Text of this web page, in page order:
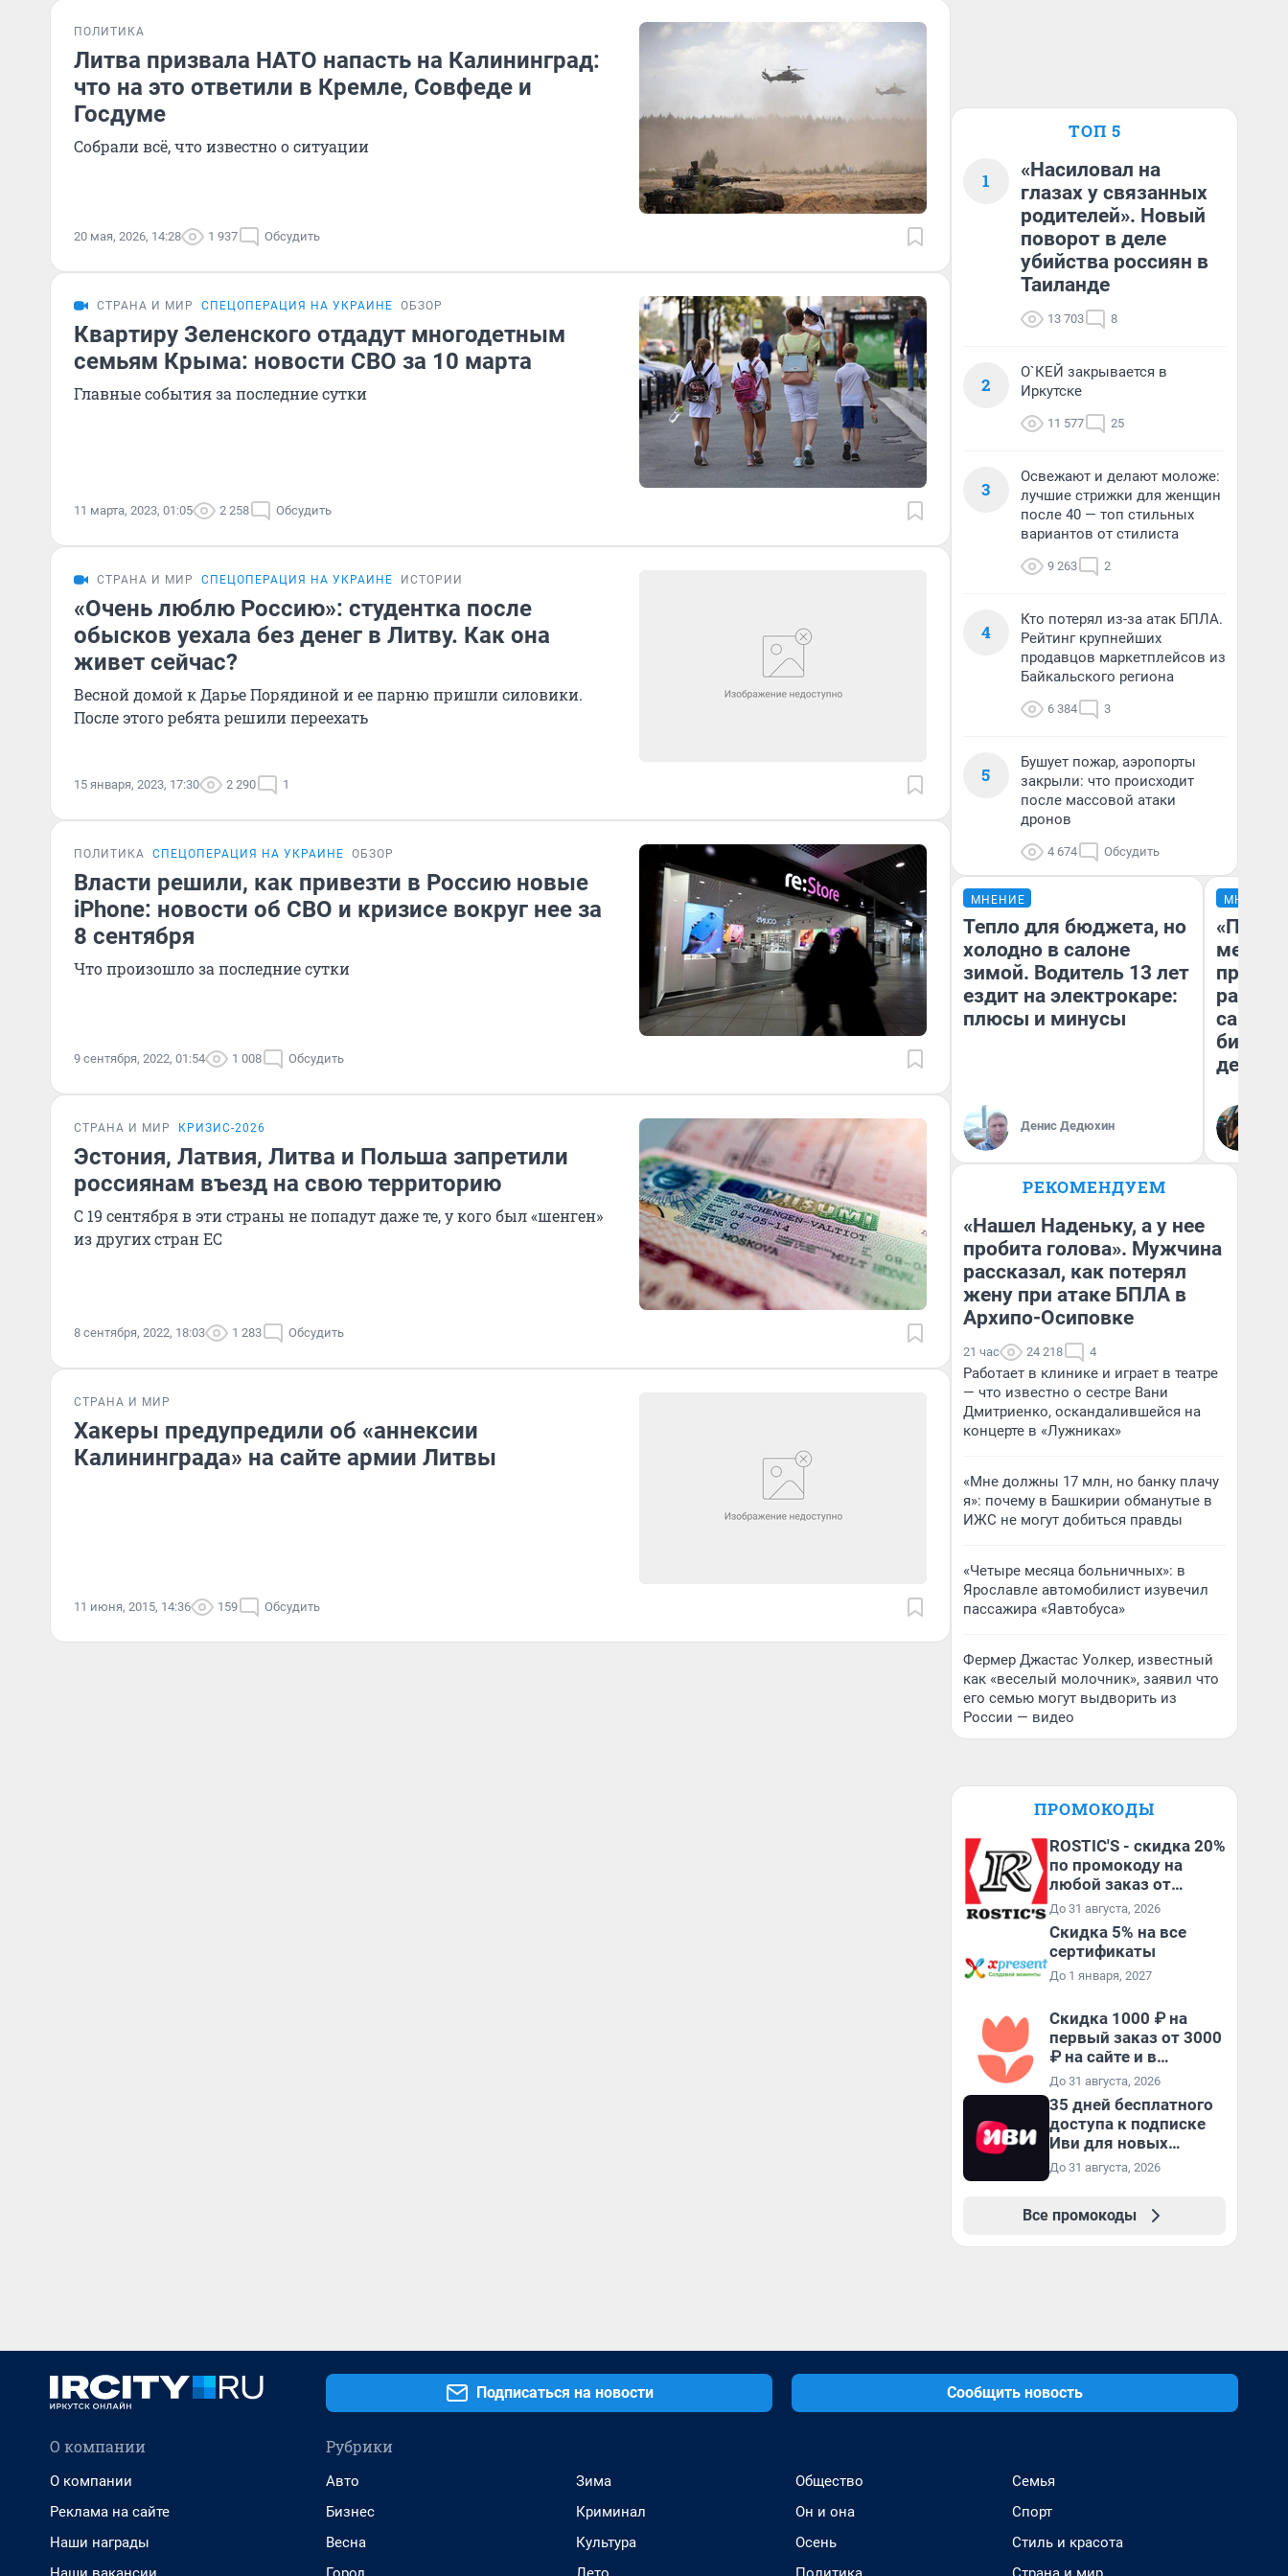
ПОЛИТИКА
Литва призвала НАТО напасть на Калининград:
что на это ответили в Кремле, Совфеде и
Госдуме
Собрали всё, что известно о ситуации
20 мая, 2026, 14:28 1 937 Обсудить
СТРАНА И МИР СПЕЦОПЕРАЦИЯ НА УКРАИНЕ ОБЗОР
Квартиру Зеленского отдадут многодетным
семьям Крыма: новости СВО за 10 марта
Главные события за последние сутки
11 марта, 2023, 01:05 2 258 Обсудить
СТРАНА И МИР СПЕЦОПЕРАЦИЯ НА УКРАИНЕ ИСТОРИИ
«Очень люблю Россию»: студентка после
обысков уехала без денег в Литву. Как она
живет сейчас?
Весной домой к Дарье Порядиной и ее парню пришли силовики.
После этого ребята решили переехать
15 января, 2023, 17:30 2 290 1
ПОЛИТИКА СПЕЦОПЕРАЦИЯ НА УКРАИНЕ ОБЗОР
Власти решили, как привезти в Россию новые
iPhone: новости об СВО и кризисе вокруг нее за
8 сентября
Что произошло за последние сутки
9 сентября, 2022, 01:54 1 008 Обсудить
СТРАНА И МИР КРИЗИС-2026
Эстония, Латвия, Литва и Польша запретили
россиянам въезд на свою территорию
С 19 сентября в эти страны не попадут даже те, у кого был «шенген»
из других стран ЕС
8 сентября, 2022, 18:03 1 283 Обсудить
СТРАНА И МИР
Хакеры предупредили об «аннексии
Калининграда» на сайте армии Литвы
11 июня, 2015, 14:36 159 Обсудить
ТОП 5
1
«Насиловал на
глазах у связанных
родителей». Новый
поворот в деле
убийства россиян в
Таиланде
13 703 8
2
О`КЕЙ закрывается в
Иркутске
11 577 25
3
Освежают и делают моложе:
лучшие стрижки для женщин
после 40 — топ стильных
вариантов от стилиста
9 263 2
4
Кто потерял из-за атак БПЛА.
Рейтинг крупнейших
продавцов маркетплейсов из
Байкальского региона
6 384 3
5
Бушует пожар, аэропорты
закрыли: что происходит
после массовой атаки
дронов
4 674 Обсудить
МНЕНИЕ
Тепло для бюджета, но
холодно в салоне
зимой. Водитель 13 лет
ездит на электрокаре:
плюсы и минусы
Денис Дедюхин
МНЕНИЕ
самом
РЕКОМЕНДУЕМ
«Нашел Наденьку, а у нее
пробита голова». Мужчина
рассказал, как потерял
жену при атаке БПЛА в
Архипо-Осиповке
21 час 24 218 4
Работает в клинике и играет в театре
— что известно о сестре Вани
Дмитриенко, оскандалившейся на
концерте в «Лужниках»
«Мне должны 17 млн, но банку плачу
я»: почему в Башкирии обманутые в
ИЖС не могут добиться правды
«Четыре месяца больничных»: в
Ярославле автомобилист изувечил
пассажира «Яавтобуса»
Фермер Джастас Уолкер, известный
как «веселый молочник», заявил что
его семью могут выдворить из
России — видео
ПРОМОКОДЫ
ROSTIC'S - скидка 20%
по промокоду на
любой заказ от
3199₽!
До 31 августа, 2026
Скидка 5% на все
сертификаты
До 1 января, 2027
Скидка 1000 ₽ на
первый заказ от 3000
₽ на сайте и в
приложении
До 31 августа, 2026
35 дней бесплатного
доступа к подписке
Иви для новых
пользователей
До 31 августа, 2026
Все промокоды
Подписаться на новости Сообщить новость
О компании
О компании
Реклама на сайте
Наши награды
Рубрики
Авто
Бизнес
Весна
Зима
Криминал
Культура
Общество
Он и она
Осень
Семья
Спорт
Стиль и красота